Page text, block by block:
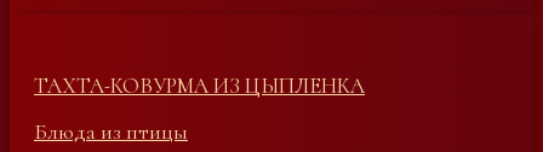
ТАХТА-КОВУРМА ИЗ ЦЫПЛЕНКА
Блюда из птицы